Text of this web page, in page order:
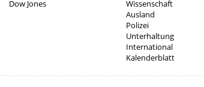
Dow Jones
Wissenschaft
Ausland
Polizei
Unterhaltung
International
Kalenderblatt